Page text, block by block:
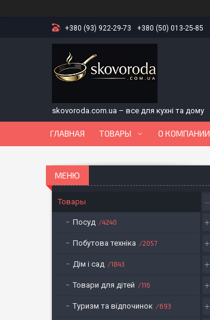
+380 (93) 922-29-73 +380 (50) 013-25-85
skovoroda.com.ua – все для кухні та дому
ГЛАВНАЯ ТОВАРЫ О КОМПАНИИ
Товары
Посуд 4240
Побутова техніка 2057
Дім і сад 1843
Товари для дітей 116
Туризм та відпочинок 693